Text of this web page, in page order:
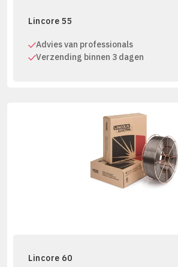
Lincore 55
Advies van professionals
Verzending binnen 3 dagen
Lincore 60